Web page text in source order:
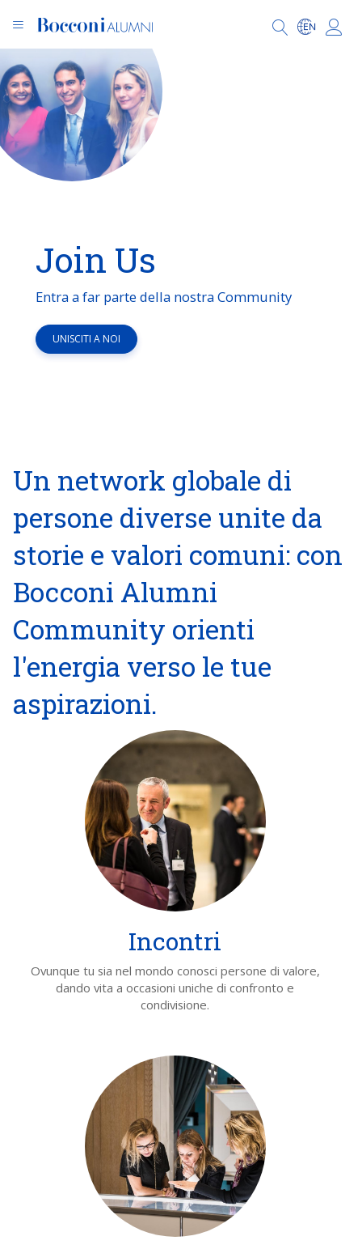
Join Us
Entra a far parte della nostra Community
UNISCITI A NOI
Un network globale di
persone diverse unite da
storie e valori comuni: con
Bocconi Alumni
Community orienti
l'energia verso le tue
aspirazioni.
Incontri
Ovunque tu sia nel mondo conosci persone di valore,
dando vita a occasioni uniche di confronto e
condivisione.